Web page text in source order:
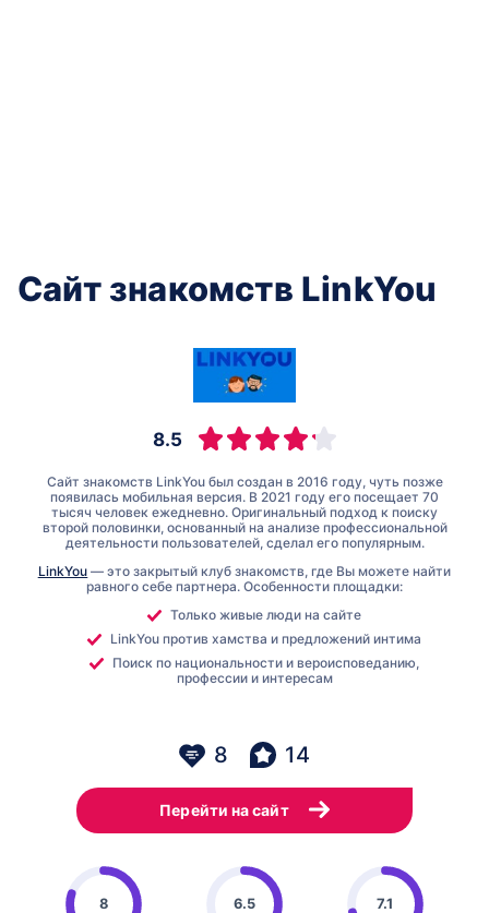
Сайт знакомств LinkYou
8.5
Сайт знакомств LinkYou был создан в 2016 году, чуть позже
появилась мобильная версия. В 2021 году его посещает 70
тысяч человек ежедневно. Оригинальный подход к поиску
второй половинки, основанный на анализе профессиональной
деятельности пользователей, сделал его популярным.
LinkYou — это закрытый клуб знакомств, где Вы можете найти
равного себе партнера. Особенности площадки:
Только живые люди на сайте
LinkYou против хамства и предложений интима
Поиск по национальности и вероисповеданию,
профессии и интересам
8 14
Перейти на сайт
8 6.5 7.1